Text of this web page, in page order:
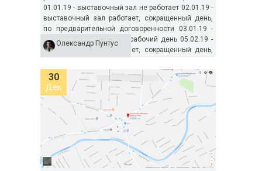
01.01.19 - выставочный зал не работает 02.01.19 -
выставочный зал работает, сокращенный день,
по предварительной договоренности 03.01.19 -
рабочий день 04.01.19 - рабочий день 05.02.19 -
выставочный зал работает, сокращенный день,
Олександр Пунтус
30
Дек